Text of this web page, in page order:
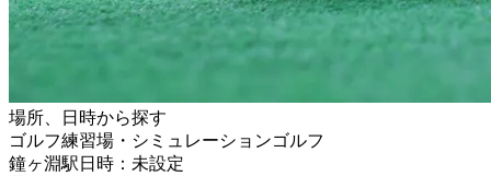
場所、日時から探す
ゴルフ練習場・シミュレーションゴルフ
鐘ヶ淵駅日時：未設定